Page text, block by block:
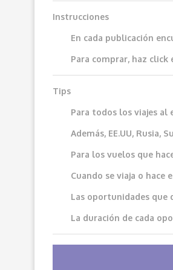
Instrucciones
En cada publicación
Para comprar, haz click
Tips
Para todos los viajes al
Además, EE.UU, Rusia,
Para los vuelos que
Cuando se viaja o hace
Las oportunidades que
La duración de cada